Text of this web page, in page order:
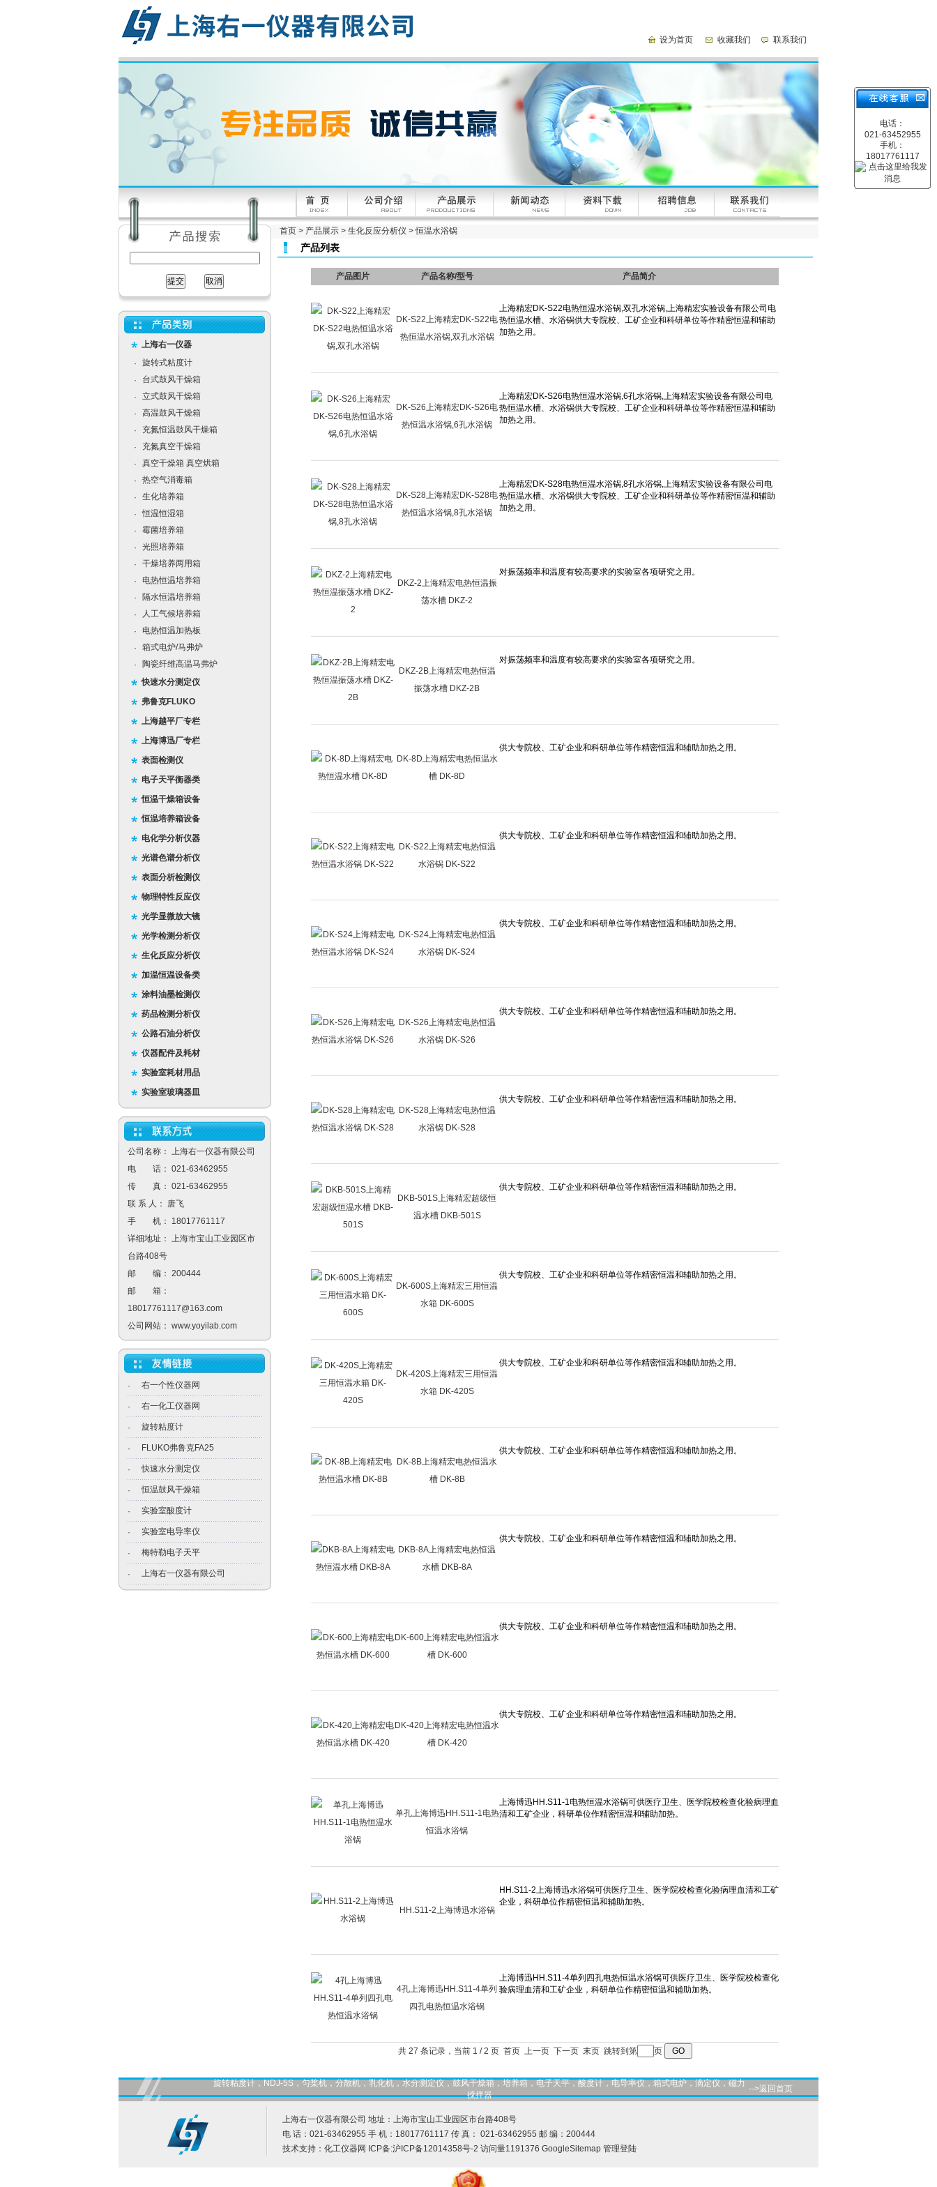
设为首页 收藏我们 联系我们
电话：
021-63452955
手机：
18017761117
上海右一仪器
·
旋转式粘度计
·
台式鼓风干燥箱
·
立式鼓风干燥箱
·
高温鼓风干燥箱
·
充氮恒温鼓风干燥箱
·
充氮真空干燥箱
·
真空干燥箱 真空烘箱
·
热空气消毒箱
·
生化培养箱
·
恒温恒湿箱
·
霉菌培养箱
·
光照培养箱
·
干燥培养两用箱
·
电热恒温培养箱
·
隔水恒温培养箱
·
人工气候培养箱
·
电热恒温加热板
·
箱式电炉/马弗炉
·
陶瓷纤维高温马弗炉
快速水分测定仪
弗鲁克FLUKO
上海越平厂专栏
上海博迅厂专栏
表面检测仪
电子天平衡器类
恒温干燥箱设备
恒温培养箱设备
电化学分析仪器
光谱色谱分析仪
表面分析检测仪
物理特性反应仪
光学显微放大镜
光学检测分析仪
生化反应分析仪
加温恒温设备类
涂料油墨检测仪
药品检测分析仪
公路石油分析仪
仪器配件及耗材
实验室耗材用品
实验室玻璃器皿
公司名称： 上海右一仪器有限公司
电 话： 021-63462955
传 真： 021-63462955
联 系 人： 唐飞
手 机： 18017761117
详细地址： 上海市宝山工业园区市
台路408号
邮 编： 200444
邮 箱：
18017761117@163.com
公司网站： www.yoyilab.com
· 右一个性仪器网
· 右一化工仪器网
· 旋转粘度计
· FLUKO弗鲁克FA25
· 快速水分测定仪
· 恒温鼓风干燥箱
· 实验室酸度计
· 实验室电导率仪
· 梅特勒电子天平
· 上海右一仪器有限公司
首页 > 产品展示 > 生化反应分析仪 >恒温水浴锅
产品列表
产品图片 产品名称/型号 产品简介
DK-S22上海精宏DK-S22电
热恒温水浴锅,双孔水浴锅
DK-S26上海精宏DK-S26电
热恒温水浴锅,6孔水浴锅
DK-S28上海精宏DK-S28电
热恒温水浴锅,8孔水浴锅
DKZ-2上海精宏电热恒温振
荡水槽 DKZ-2
DKZ-2B上海精宏电热恒温
振荡水槽 DKZ-2B
DK-8D上海精宏电热恒温水
槽 DK-8D
DK-S22上海精宏电热恒温
水浴锅 DK-S22
DK-S24上海精宏电热恒温
水浴锅 DK-S24
DK-S26上海精宏电热恒温
水浴锅 DK-S26
DK-S28上海精宏电热恒温
水浴锅 DK-S28
DKB-501S上海精宏超级恒
温水槽 DKB-501S
DK-600S上海精宏三用恒温
水箱 DK-600S
DK-420S上海精宏三用恒温
水箱 DK-420S
DK-8B上海精宏电热恒温水
槽 DK-8B
DKB-8A上海精宏电热恒温
水槽 DKB-8A
DK-600上海精宏电热恒温水
槽 DK-600
DK-420上海精宏电热恒温水
槽 DK-420
单孔上海博迅HH.S11-1电热
恒温水浴锅
HH.S11-2上海博迅水浴锅
4孔上海博迅HH.S11-4单列
四孔电热恒温水浴锅
共 27 条记录，当前 1 / 2 页 首页 上一页 下一页 末页跳转到第 页
旋转粘度计，NDJ-5S，匀桨机，分散机，乳化机，水分测定仪，鼓风干燥箱，培养箱，电子天平，酸度计，电导率仪，箱式电炉，滴定仪，磁力
搅拌器
-->返回首页
上海右一仪器有限公司 地址：上海市宝山工业园区市台路408号
电 话：021-63462955 手 机：18017761117 传 真： 021-63462955 邮 编：200444
技术支持： 化工仪器网 ICP备:沪ICP备12014358号-2 访问量1191376 GoogleSitemap 管理登陆